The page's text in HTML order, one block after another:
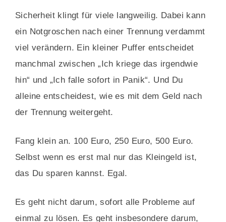
Sicherheit klingt für viele langweilig. Dabei kann
ein Notgroschen nach einer Trennung verdammt
viel verändern. Ein kleiner Puffer entscheidet
manchmal zwischen „Ich kriege das irgendwie
hin“ und „Ich falle sofort in Panik“. Und Du
alleine entscheidest, wie es mit dem Geld nach
der Trennung weitergeht.
Fang klein an. 100 Euro, 250 Euro, 500 Euro.
Selbst wenn es erst mal nur das Kleingeld ist,
das Du sparen kannst. Egal.
Es geht nicht darum, sofort alle Probleme auf
einmal zu lösen. Es geht insbesondere darum,